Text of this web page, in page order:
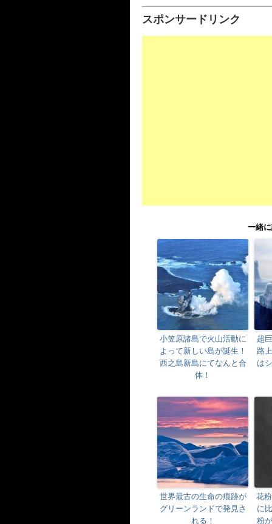
スポンサードリンク
一緒
小笠原諸島で火山活動に
よって新しい島が誕生！
西之島新島にてなんと合
体！
超
路
は
世界最古の生命の痕跡が
グリーンランドで発見さ
れる！
花
に
粉